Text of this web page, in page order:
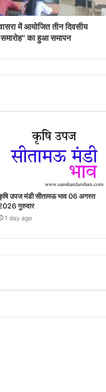
में आयोजित तीन दिवसीय
समारोह" का हुआ समापन
उपज मंडी सीतामऊ भाव 06 अगस्त
गुरुवार
1 day ago